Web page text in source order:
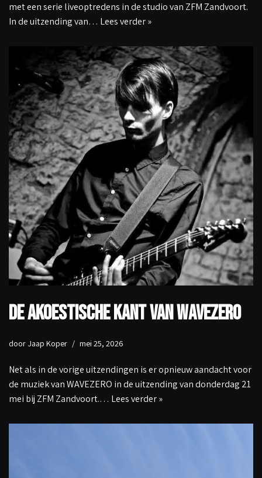
met een serie liveoptredens in de studio van ZFM Zandvoort.
In de uitzending van… Lees verder »
De akoestische kant van WAVEZERO
door Jaap Koper mei 25, 2026
Net als in de vorige uitzendingen is er opnieuw aandacht voor
de muziek van WAVEZERO in de uitzending van donderdag 21
mei bij ZFM Zandvoort.… Lees verder »